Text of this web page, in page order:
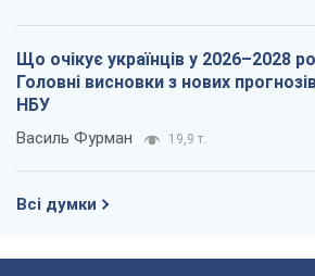
Що очікує українців у 2026–2028
Головні висновки з нових
НБУ
Василь Фурман 19,9 т.
Всі думки